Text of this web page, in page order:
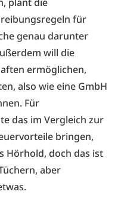
für
genau darunter
will die
ermöglichen,
also wie eine GmbH
Für
das im Vergleich zur
bringen,
Hörhold, doch das ist
aber